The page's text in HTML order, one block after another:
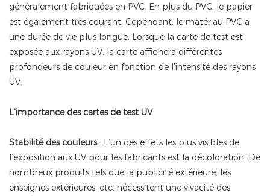
généralement fabriquées en PVC. En plus du PVC, le papier
est également très courant. Cependant, le matériau PVC a
une durée de vie plus longue. Lorsque la carte de test est
exposée aux rayons UV, la carte affichera différentes
profondeurs de couleur en fonction de l'intensité des rayons
UV.
L'importance des cartes de test UV
Stabilité des couleurs: L’un des effets les plus visibles de
l’exposition aux UV pour les fabricants est la décoloration. De
nombreux produits tels que la publicité extérieure, les
enseignes extérieures, etc. nécessitent une vivacité des